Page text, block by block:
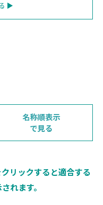
▶
名称順表示
で見る
リックすると適合する
れます。